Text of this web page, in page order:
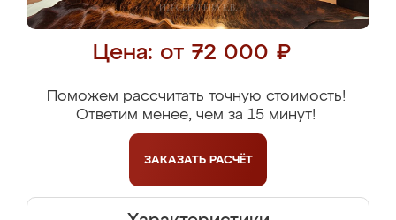
Цена: от 72 000 ₽
Поможем рассчитать точную стоимость!
Ответим менее, чем за 15 минут!
ЗАКАЗАТЬ РАСЧЁТ